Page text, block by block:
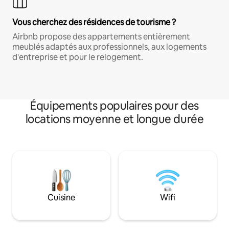
Vous cherchez des résidences de tourisme ?
Airbnb propose des appartements entièrement
meublés adaptés aux professionnels, aux logements
d'entreprise et pour le relogement.
Équipements populaires pour des
locations moyenne et longue durée
Cuisine Wifi